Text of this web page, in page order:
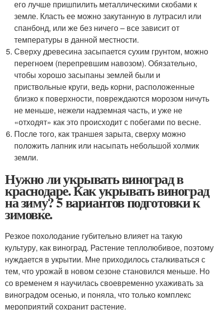
его лучше пришпилить металлическими скобами к
земле. Класть ее можно закутанную в лутрасил или
спанбонд, или же без ничего – все зависит от
температуры в данной местности.
Сверху древесина засыпается сухим грунтом, можно
перегноем (перепревшим навозом). Обязательно,
чтобы хорошо засыпаны землей были и
приствольные круги, ведь корни, расположенные
близко к поверхности, повреждаются морозом ничуть
не меньше, нежели надземная часть, и уже не
«отходят» как это происходит с побегами по весне.
После того, как траншея зарыта, сверху можно
положить лапник или насыпать небольшой холмик
земли.
Нужно ли укрывать виноград в
краснодаре. Как укрывать виноград
на зиму? 5 вариантов подготовки к
зимовке.
Резкое похолодание губительно влияет на такую
культуру, как виноград. Растение теплолюбивое, поэтому
нуждается в укрытии. Мне приходилось сталкиваться с
тем, что урожай в новом сезоне становился меньше. Но
со временем я научилась своевременно ухаживать за
виноградом осенью, и поняла, что только комплекс
мероприятий сохранит растение.